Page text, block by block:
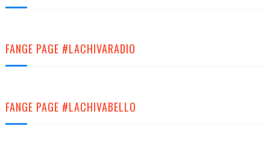
FANGE PAGE #LACHIVARADIO
FANGE PAGE #LACHIVABELLO